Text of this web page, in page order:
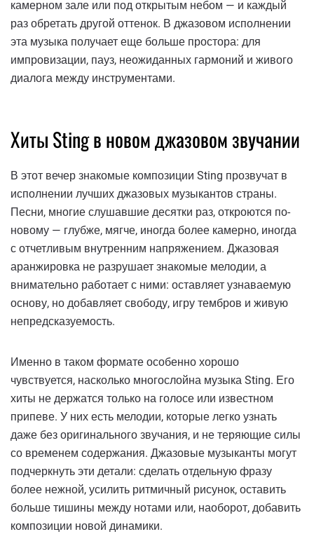
камерном зале или под открытым небом — и каждый
раз обретать другой оттенок. В джазовом исполнении
эта музыка получает еще больше простора: для
импровизации, пауз, неожиданных гармоний и живого
диалога между инструментами.
Хиты Sting в новом джазовом звучании
В этот вечер знакомые композиции Sting прозвучат в
исполнении лучших джазовых музыкантов страны.
Песни, многие слушавшие десятки раз, откроются по-
новому — глубже, мягче, иногда более камерно, иногда
с отчетливым внутренним напряжением. Джазовая
аранжировка не разрушает знакомые мелодии, а
внимательно работает с ними: оставляет узнаваемую
основу, но добавляет свободу, игру тембров и живую
непредсказуемость.
Именно в таком формате особенно хорошо
чувствуется, насколько многослойна музыка Sting. Его
хиты не держатся только на голосе или известном
припеве. У них есть мелодии, которые легко узнать
даже без оригинального звучания, и не теряющие силы
со временем содержания. Джазовые музыканты могут
подчеркнуть эти детали: сделать отдельную фразу
более нежной, усилить ритмичный рисунок, оставить
больше тишины между нотами или, наоборот, добавить
композиции новой динамики.